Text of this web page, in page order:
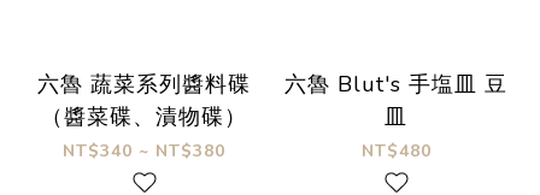
六魯 蔬菜系列醬料碟
（醬菜碟、漬物碟）
NT$340 ~ NT$380
六魯 Blut's 手塩皿 豆
皿
NT$480